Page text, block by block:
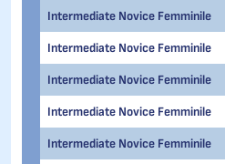
Intermediate Novice Femminile
Intermediate Novice Femminile
Intermediate Novice Femminile
Intermediate Novice Femminile
Intermediate Novice Femminile